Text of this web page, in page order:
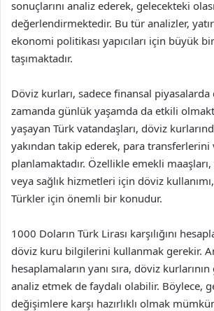
sonuçlarını analiz ederek, gelecekteki
değerlendirmektedir. Bu tür analizler,
ekonomi politikası yapıcıları için büyük
taşımaktadır.
Döviz kurları, sadece finansal piyasalarda
zamanda günlük yaşamda da etkili
yaşayan Türk vatandaşları, döviz
yakından takip ederek, para transferlerini
planlamaktadır. Özellikle emekli
veya sağlık hizmetleri için döviz
Türkler için önemli bir konudur.
1000 Doların Türk Lirası karşılığını
döviz kuru bilgilerini kullanmak gerekir.
hesaplamaların yanı sıra, döviz
analiz etmek de faydalı olabilir. Böylece,
değişimlere karşı hazırlıklı olmak